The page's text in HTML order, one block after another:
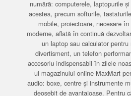
numără: computerele, laptopurile
acestea, precum softurile,
mobile, proiectoare, necesare
moderne, aflată în continuă
un laptop sau calculator
divertisment, un telefon
accesoriu indispensabil în zilele
ul magazinului online MaxMart
audio: boxe, centre și instrumente
deosebit de avantajoase. Pentru